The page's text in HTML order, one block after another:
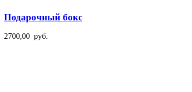
Подарочный бокс
2700,00 руб.